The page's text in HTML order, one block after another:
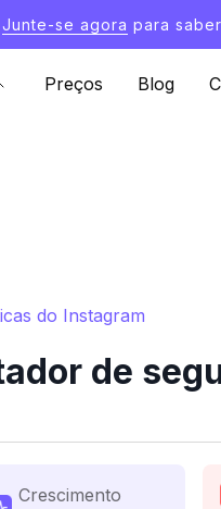
Junte-se agora para
Preços Blog
do Instagram
de
Crescimento